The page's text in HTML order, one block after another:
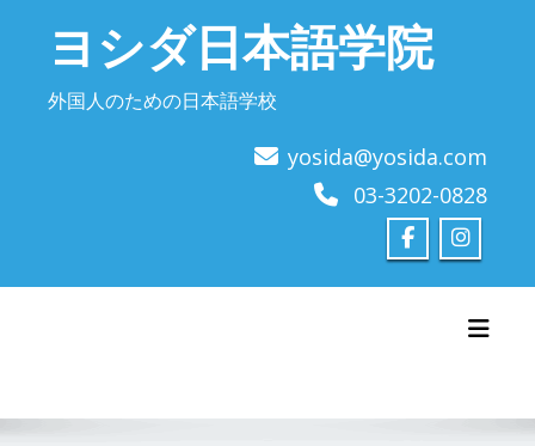
contentヨシダ日本語学院
外国人のための日本語学校
yosida@yosida.com
03-3202-0828